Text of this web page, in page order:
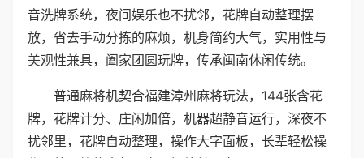
音洗牌系统，夜间娱乐也不扰邻，花牌自动整理摆
放，省去手动分拣的麻烦，机身简约大气，实用性与
美观性兼具，阖家团圆玩牌，传承闽南休闲传统。
普通麻将机契合福建漳州麻将玩法，144张含花
牌，花牌计分、庄闲加倍，机器超静音运行，深夜不
扰邻里，花牌自动整理，操作大字面板，长辈轻松操